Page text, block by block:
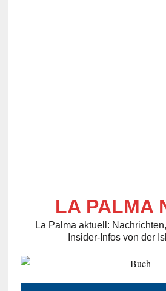
LA PALMA
La Palma aktuell:
Insider-Infos von der